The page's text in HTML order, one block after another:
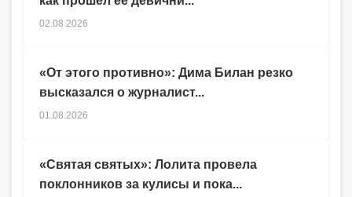
02.08.2026
«От этого противно»: Дима Билан резко
высказался о журналист...
01.08.2026
«Святая святых»: Лолита провела
поклонников за кулисы и пока...